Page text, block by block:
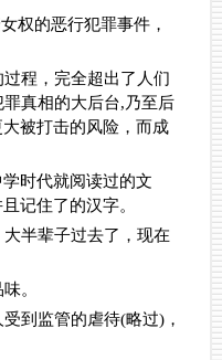
权的恶行犯罪事件，
程，完全超出了人们
真相的大后台,乃至后
被打击的风险，而成
时代就阅读过的文
记住了的汉字。
半辈子过去了，现在
。
到监管的虐待(略过)，